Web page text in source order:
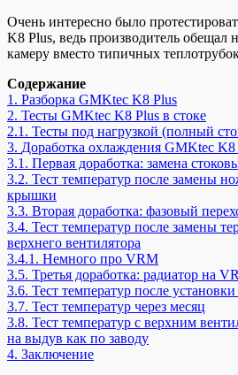
Очень интересно было
K8 Plus, ведь производитель обещал
камеру вместо типичных
Содержание
1. Разборка GMKtec K8 Plus
2. Тесты GMKtec K8 Plus в стоке
2.1. Тесты под нагрузкой (полный
3. Доработка охлаждения GMKtec K8
3.1. Первая доработка: замена
3.2. Тест температур после замены
крышки
3.3. Вторая доработка: фазовый
3.4. Тест температур после замены
верхнего вентилятора
3.4.1. Немного про VRM
3.5. Третья доработка: радиатор на
3.6. Тест температур после
3.7. Тест температур через месяц
3.8. Тест температур с верхним
на выдув как по заводу
4. Заключение